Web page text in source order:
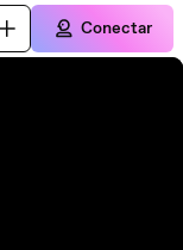
Conectar